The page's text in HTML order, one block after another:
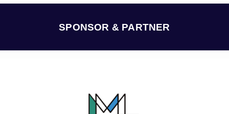
SPONSOR & PARTNER